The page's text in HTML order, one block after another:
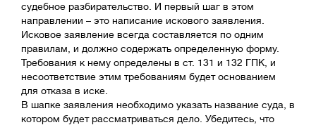
судебное разбирательство. И первый шаг в этом
направлении – это написание искового заявления.
Исковое заявление всегда составляется по одним
правилам, и должно содержать определенную форму.
Требования к нему определены в ст. 131 и 132 ГПК, и
несоответствие этим требованиям будет основанием
для отказа в иске.
В шапке заявления необходимо указать название суда, в
котором будет рассматриваться дело. Убедитесь, что